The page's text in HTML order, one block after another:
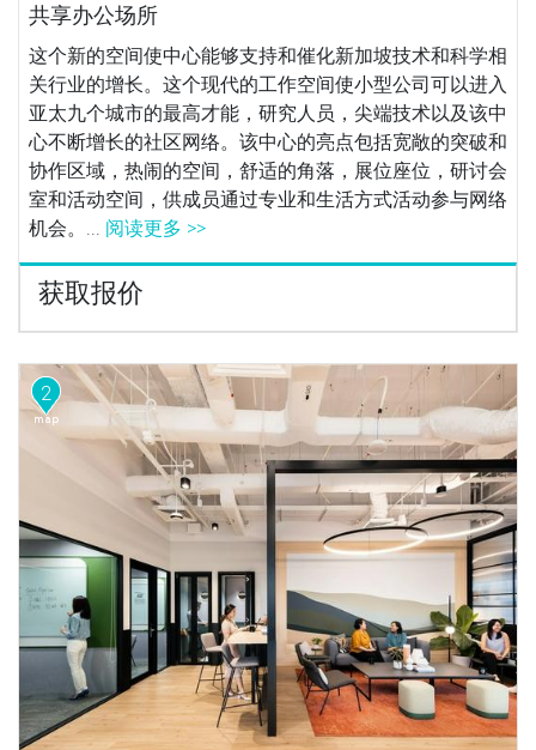
共享办公场所
这个新的空间使中心能够支持和催化新加坡技术和科学相
关行业的增长。这个现代的工作空间使小型公司可以进入
亚太九个城市的最高才能，研究人员，尖端技术以及该中
心不断增长的社区网络。该中心的亮点包括宽敞的突破和
协作区域，热闹的空间，舒适的角落，展位座位，研讨会
室和活动空间，供成员通过专业和生活方式活动参与网络
机会。... 阅读更多 >>
获取报价
2